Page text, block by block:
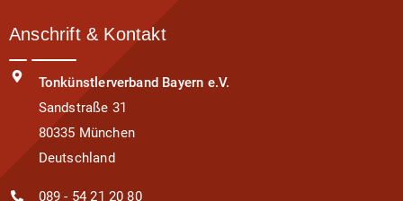
Anschrift & Kontakt
Tonkünstlerverband Bayern e.V.
Sandstraße 31
80335 München
Deutschland
089 - 54 21 20 80